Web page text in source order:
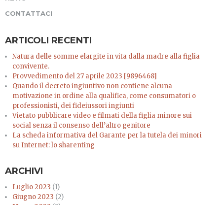
CONTATTACI
ARTICOLI RECENTI
Natura delle somme elargite in vita dalla madre alla figlia
convivente.
Provvedimento del 27 aprile 2023 [9896468]
Quando il decreto ingiuntivo non contiene alcuna
motivazione in ordine alla qualifica, come consumatori o
professionisti, dei fideiussori ingiunti
Vietato pubblicare video e filmati della figlia minore sui
social senza il consenso dell’altro genitore
La scheda informativa del Garante per la tutela dei minori
su Internet: lo sharenting
ARCHIVI
Luglio 2023 (1)
Giugno 2023 (2)